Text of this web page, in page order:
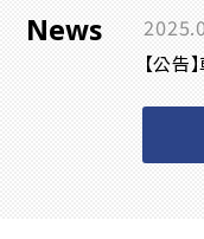
News
【公